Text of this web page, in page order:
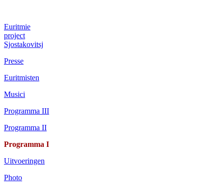
Euritmie
project
Sjostakovitsj
Presse
Euritmisten
Musici
Programma III
Programma II
Programma I
Uitvoeringen
Photo